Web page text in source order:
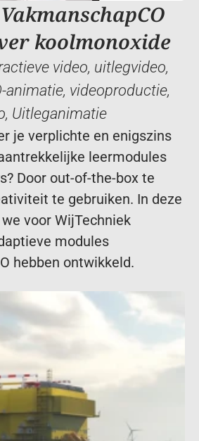
koolmonoxide
video, uitlegvideo
animatie, videoproductie
, Uitleganimatie
je verplichte en enigszins
leermodules
Door out-of-the-box te
te gebruiken. In deze
voor WijTechniek
modules
hebben ontwikkeld.